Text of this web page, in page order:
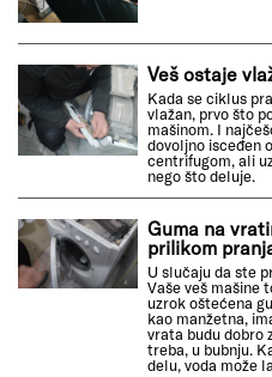
Veš ostaje
Kada se ciklus
vlažan, prvo što
mašinom. I
dovoljno isceđen
centrifugom, ali
nego što deluje.
Guma na
prilikom
U slučaju da ste
Vaše veš mašine
uzrok oštećena
kao manžetna,
vrata budu dobro
treba, u bubnju.
delu, voda može